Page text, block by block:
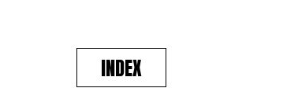
INDEX